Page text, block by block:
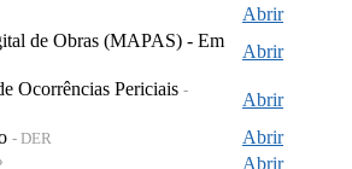
Abrir
de Obras (MAPAS) - Em
Abrir
Ocorrências Periciais -
Abrir
- DER
Abrir
Abrir